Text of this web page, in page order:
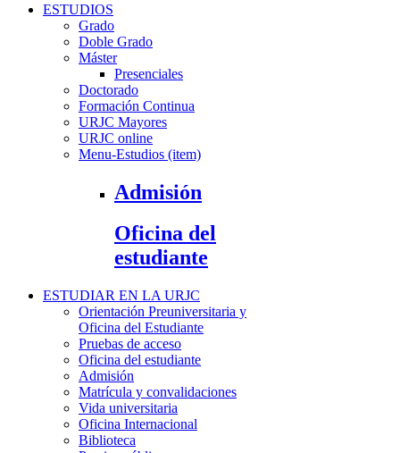
ESTUDIOS
Grado
Doble Grado
Máster
Presenciales
Doctorado
Formación Continua
URJC Mayores
URJC online
Menu-Estudios (item)
Admisión
Oficina del
estudiante
ESTUDIAR EN LA URJC
Orientación Preuniversitaria y
Oficina del Estudiante
Pruebas de acceso
Oficina del estudiante
Admisión
Matrícula y convalidaciones
Vida universitaria
Oficina Internacional
Biblioteca